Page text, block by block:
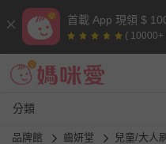
首載 App 現領 $
( 10000+
分類
品牌館 齒妍堂 兒童/大人